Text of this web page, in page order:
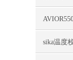
管理与优
点概述
sika温度